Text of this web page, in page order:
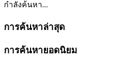
กำลังค้นหา...
การค้นหาล่าสุด
การค้นหายอดนิยม